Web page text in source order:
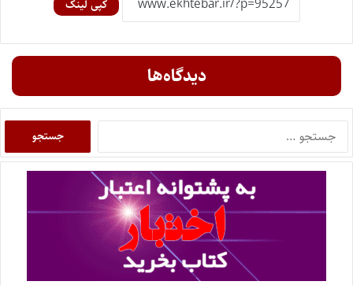
کپی لینک
دیدگاه‌ها